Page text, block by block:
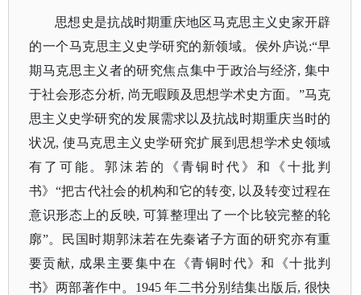
思想史是抗战时期重庆地区马克思主义史家开辟
的一个马克思主义史学研究的新领域。侯外庐说:“早
期马克思主义者的研究焦点集中于政治与经济, 集中
于社会形态分析, 尚无暇顾及思想学术史方面。”马克
思主义史学研究的发展需求以及抗战时期重庆当时的
状况, 使马克思主义史学研究扩展到思想学术史领域
有了可能。郭沫若的
《青铜时代》 和《十批判
书》 “把古代社会的机构和它的转变, 以及转变过程在
意识形态上的反映, 可算整理出了一个比较完整的轮
廓”。民国时期郭沫若在先秦诸子方面的研究亦有重
要贡献, 成果主要集中在《青铜时代》和《十批判
书》两部著作中。1945 年二书分别结集出版后, 很快